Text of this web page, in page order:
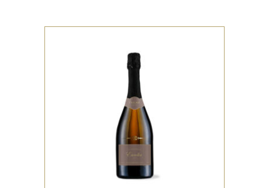
, WHITE
Lorem ipsum dolor sit amet,
offendit adipisci quo id, ne vel
vidit facilisis aliquando. Nostrud
forensibus at vix. Ad qui
imperdiet dissentias. Mel eu